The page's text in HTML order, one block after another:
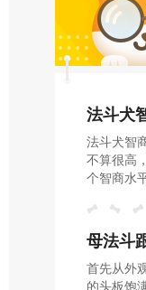
法斗犬
法斗犬智
不算很高
个智商水
母法斗
首先从外
的头板饱